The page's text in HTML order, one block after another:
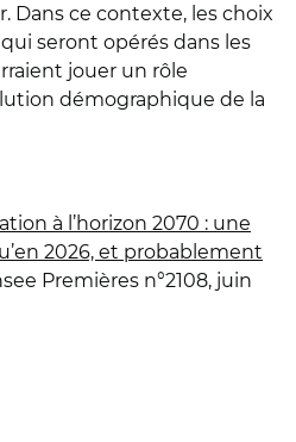
Dans ce contexte, les choix
seront opérés dans les
jouer un rôle
démographique de la
à l’horizon 2070 : une
2026, et probablement
Premières n°2108, juin